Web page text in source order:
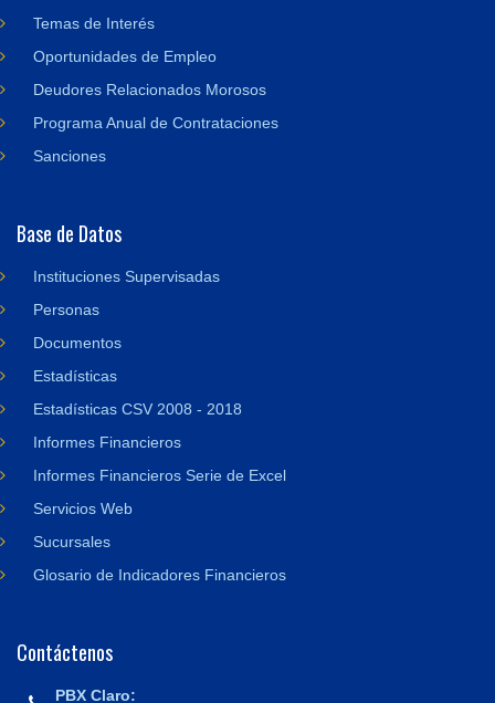
Temas de Interés
Oportunidades de Empleo
Deudores Relacionados Morosos
Programa Anual de Contrataciones
Sanciones
Base de Datos
Instituciones Supervisadas
Personas
Documentos
Estadísticas
Estadísticas CSV 2008 - 2018
Informes Financieros
Informes Financieros Serie de Excel
Servicios Web
Sucursales
Glosario de Indicadores Financieros
Contáctenos
PBX Claro: